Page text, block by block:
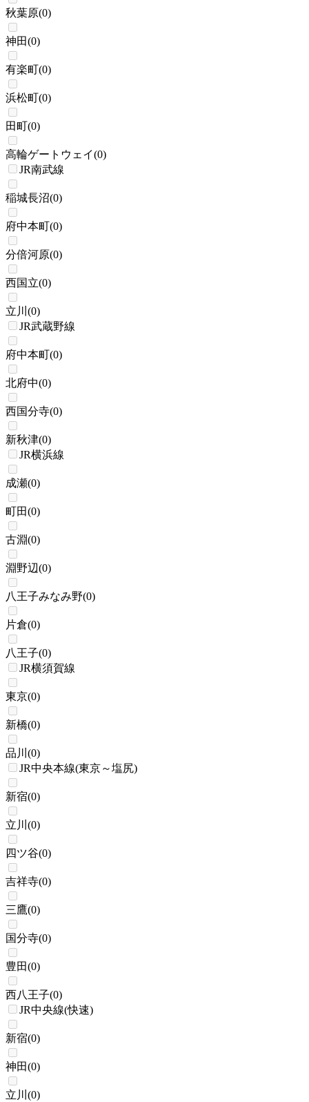
秋葉原(0)
神田(0)
有楽町(0)
浜松町(0)
田町(0)
高輪ゲートウェイ(0)
JR南武線
稲城長沼(0)
府中本町(0)
分倍河原(0)
西国立(0)
立川 (0)
JR武蔵野線
府中本町(0)
北府中(0)
西国分寺(0)
新秋津(0)
JR横浜線
成瀬(0)
町田(0)
古淵(0)
淵野辺(0)
八王子みなみ野(0)
片倉(0)
八王子(0)
JR横須賀線
東京(0)
新橋(0)
品川 (0)
JR中央本線(東京～塩尻)
新宿(0)
立川 (0)
四ツ谷(0)
吉祥寺(0)
三鷹(0)
国分寺(0)
豊田(0)
西八王子(0)
JR中央線(快速)
新宿(0)
神田(0)
立川 (0)